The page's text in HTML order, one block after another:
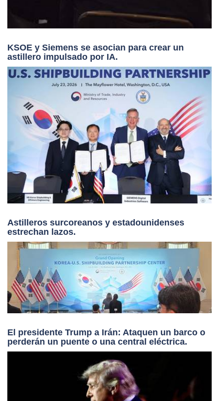
KSOE y Siemens se asocian para crear un
astillero impulsado por IA.
Astilleros surcoreanos y estadounidenses
estrechan lazos.
El presidente Trump a Irán: Ataquen un barco o
perderán un puente o una central eléctrica.